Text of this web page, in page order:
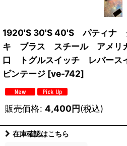
1920'S 30'S 40'S パティナ
キ ブラス スチール アメリ
口 トグルスイッチ レバース
ビンテージ [ve-742]
販売価格: 4,400円(税込)
在庫確認はこちら